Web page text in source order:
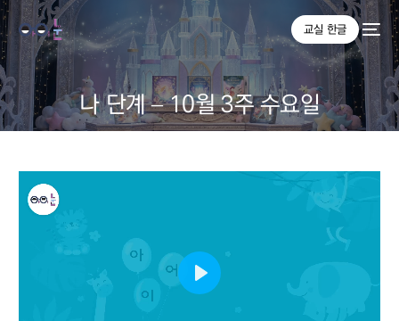
교실 한글
나 단계 – 10월 3주 수요일
Play